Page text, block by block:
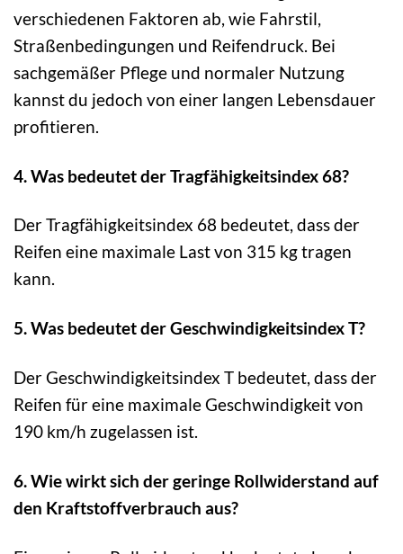
verschiedenen Faktoren ab, wie Fahrstil,
Straßenbedingungen und Reifendruck. Bei
sachgemäßer Pflege und normaler Nutzung
kannst du jedoch von einer langen Lebensdauer
profitieren.
4. Was bedeutet der Tragfähigkeitsindex 68?
Der Tragfähigkeitsindex 68 bedeutet, dass der
Reifen eine maximale Last von 315 kg tragen
kann.
5. Was bedeutet der Geschwindigkeitsindex T?
Der Geschwindigkeitsindex T bedeutet, dass der
Reifen für eine maximale Geschwindigkeit von
190 km/h zugelassen ist.
6. Wie wirkt sich der geringe Rollwiderstand auf
den Kraftstoffverbrauch aus?